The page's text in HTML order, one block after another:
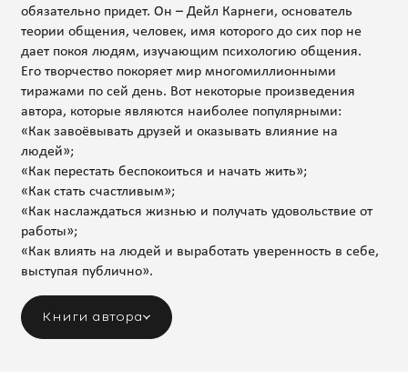
обязательно придет. Он – Дейл Карнеги, основатель
теории общения, человек, имя которого до сих пор не
дает покоя людям, изучающим психологию общения.
Его творчество покоряет мир многомиллионными
тиражами по сей день. Вот некоторые произведения
автора, которые являются наиболее популярными:
«Как завоёвывать друзей и оказывать влияние на
людей»;
«Как перестать беспокоиться и начать жить»;
«Как стать счастливым»;
«Как наслаждаться жизнью и получать удовольствие от
работы»;
«Как влиять на людей и выработать уверенность в себе,
выступая публично».
Книги автора